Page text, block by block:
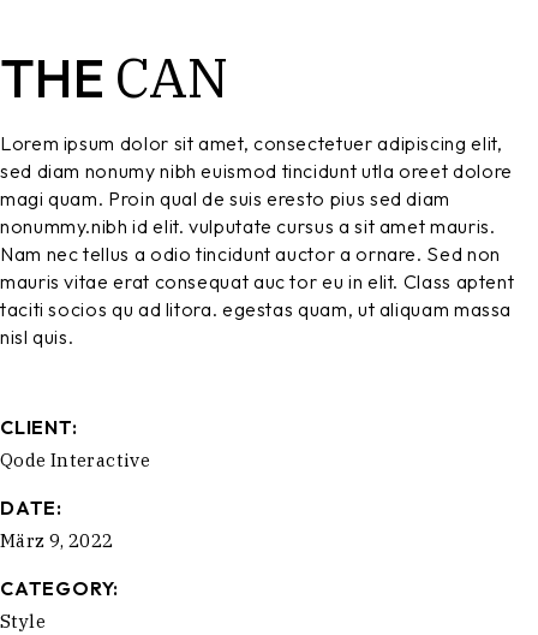
THE CAN
Lorem ipsum dolor sit amet, consectetuer adipiscing elit,
sed diam nonumy nibh euismod tincidunt utla oreet dolore
magi quam. Proin qual de suis eresto pius sed diam
nonummy.nibh id elit. vulputate cursus a sit amet mauris.
Nam nec tellus a odio tincidunt auctor a ornare. Sed non
mauris vitae erat consequat auc tor eu in elit. Class aptent
taciti socios qu ad litora. egestas quam, ut aliquam massa
nisl quis.
CLIENT:
Qode Interactive
DATE:
März 9, 2022
CATEGORY:
Style